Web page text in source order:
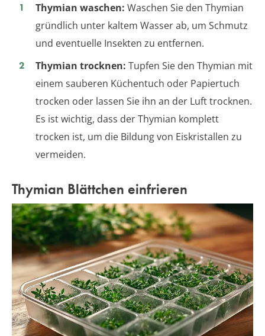
Thymian waschen: Waschen Sie den Thymian
gründlich unter kaltem Wasser ab, um Schmutz
und eventuelle Insekten zu entfernen.
Thymian trocknen: Tupfen Sie den Thymian mit
einem sauberen Küchentuch oder Papiertuch
trocken oder lassen Sie ihn an der Luft trocknen.
Es ist wichtig, dass der Thymian komplett
trocken ist, um die Bildung von Eiskristallen zu
vermeiden.
Thymian Blättchen einfrieren